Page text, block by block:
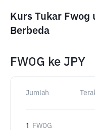
Kurs Tukar
Berbeda
FWOG ke JPY
Jumlah
1 FWOG